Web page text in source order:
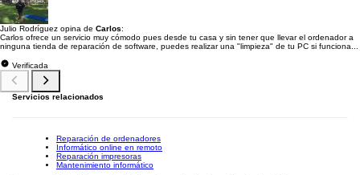
Julio Rodríguez opina de Carlos:
Carlos ofrece un servicio muy cómodo pues desde tu casa y sin tener que llevar el ordenador a
ninguna tienda de reparación de software, puedes realizar una "limpieza" de tu PC si funciona...
Verificada
Servicios relacionados
Reparación de ordenadores
Informático online en remoto
Reparación impresoras
Mantenimiento informático